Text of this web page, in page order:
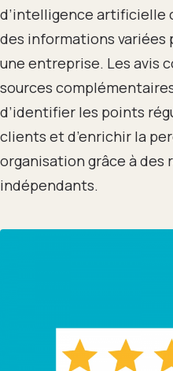
d’intelligence artificielle
des informations variées
une entreprise. Les avis
sources
d’identifier les points
clients et d’enrichir la
organisation grâce à des
indépendants.